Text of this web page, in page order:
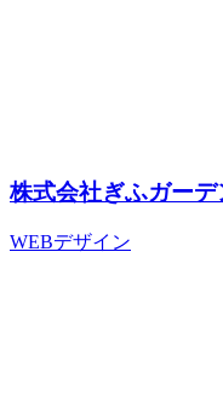
株式会社ぎふガー
WEBデザイン